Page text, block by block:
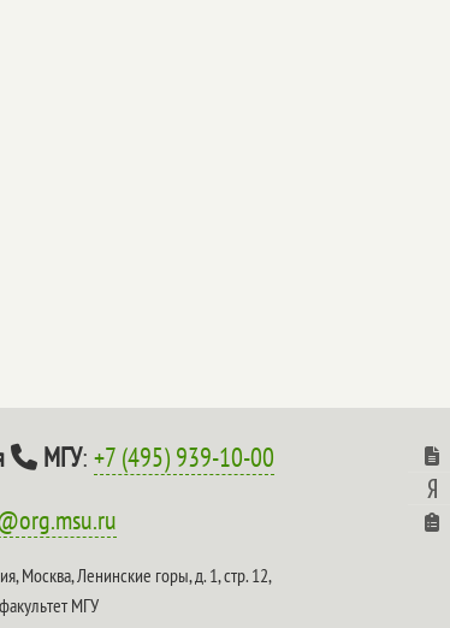
МГУ:+7 (495) 939-10-00
Москва, Ленинские горы, д. 1, стр. 12,
МГУ